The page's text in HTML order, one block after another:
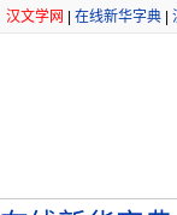
汉文学网 在线新华字典